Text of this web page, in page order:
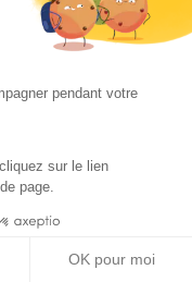
pendant votre
sur le lien
page.
OK pour moi
de destination/
d'une clinique